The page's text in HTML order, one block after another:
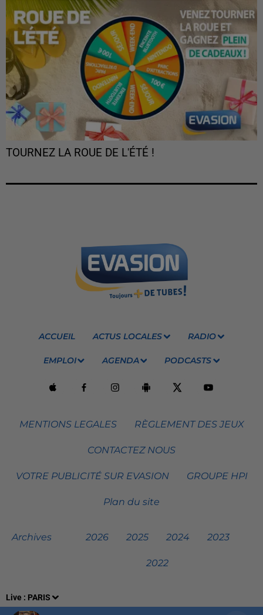
Live : PARIS
TOURNEZ LA ROUE DE L'ÉTÉ !
ACCUEIL ACTUS LOCALES RADIO
EMPLOI AGENDA PODCASTS
MENTIONS LEGALES RÈGLEMENT DES JEUX
CONTACTEZ NOUS
VOTRE PUBLICITÉ SUR EVASION GROUPE HPI
Plan du site
Archives 2026 2025 2024 2023
2022